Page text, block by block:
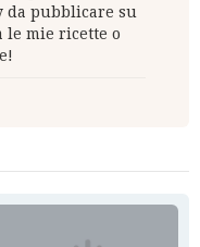
da pubblicare su
le mie ricette o